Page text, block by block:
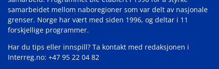
samarbeidet mellom naboregioner som var delt av nasjonale
grenser. Norge har vært med siden 1996, og deltar i 11
forskjellige programmer.
Har du tips eller innspill? Ta kontakt med redaksjonen i
Interreg.no: +47 95 22 04 82